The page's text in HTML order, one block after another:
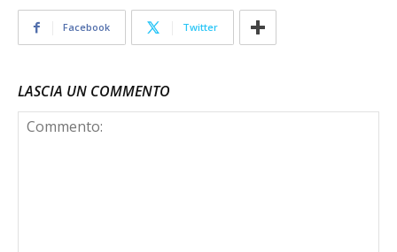
Facebook Twitter
LASCIA UN COMMENTO